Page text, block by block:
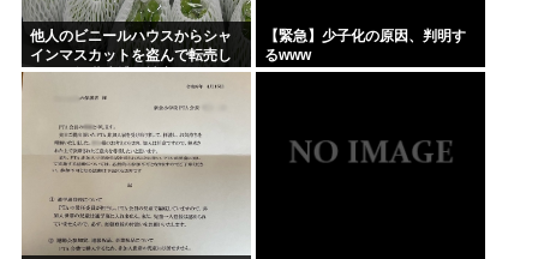
他人のビニールハウスからシャ
インマスカットを盗んで転売し
ていた無職逮捕！被害100万円ほ
【緊急】少子化の原因、判明す
るwww